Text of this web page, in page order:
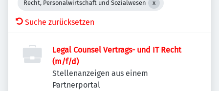
Recht, Personalwirtschaft und Sozialwesen
Suche zurücksetzen
Legal Counsel Vertrags- und IT Recht
(m/f/d)
Stellenanzeigen aus einem
Partnerportal